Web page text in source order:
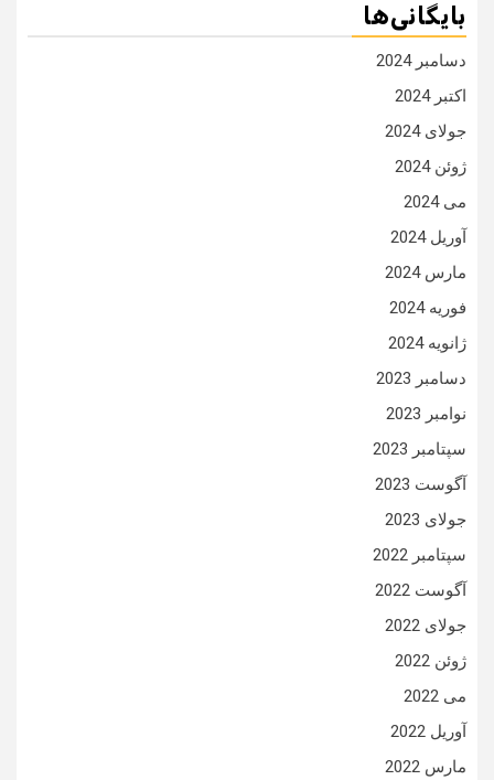
بایگانی‌ها
دسامبر 2024
اکتبر 2024
جولای 2024
ژوئن 2024
می 2024
آوریل 2024
مارس 2024
فوریه 2024
ژانویه 2024
دسامبر 2023
نوامبر 2023
سپتامبر 2023
آگوست 2023
جولای 2023
سپتامبر 2022
آگوست 2022
جولای 2022
ژوئن 2022
می 2022
آوریل 2022
مارس 2022